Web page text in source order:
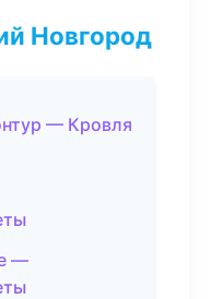
Новгород
— Кровля
—